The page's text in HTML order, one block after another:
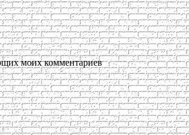
моих комментариев